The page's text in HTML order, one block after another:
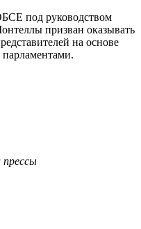
под руководством
призван оказывать
на основе
прессы